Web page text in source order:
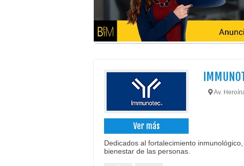
Ver más
Av.
Dedicados al fortalecimiento
bienestar de las personas.